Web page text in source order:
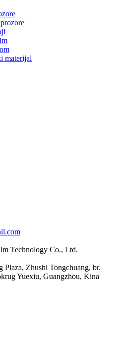
materijal
Technology Co., Ltd.
Plaza, Zhushi Tongchuang, br.
Yuexiu, Guangzhou, Kina